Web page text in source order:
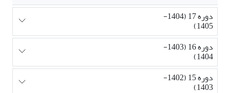
دوره 17 (1404-
1405)
دوره 16 (1403-
1404)
دوره 15 (1402-
1403)